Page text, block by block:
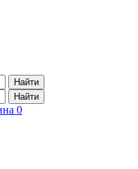
Найти
Найти
0